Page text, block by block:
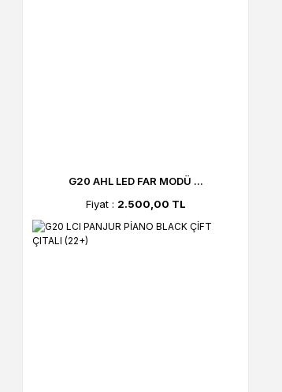
G20 AHL LED FAR MODÜ ...
Fiyat : 2.500,00 TL